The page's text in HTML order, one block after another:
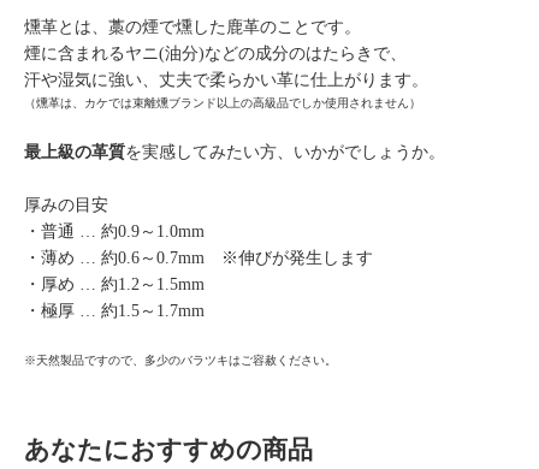
燻革とは、藁の煙で燻した鹿革のことです。
煙に含まれるヤニ(油分)などの成分のはたらきで、
汗や湿気に強い、丈夫で柔らかい革に仕上がります。
（燻革は、カケでは束離燻ブランド以上の高級品でしか使用されません）
最上級の革質を実感してみたい方、いかがでしょうか。
厚みの目安
・普通 … 約0.9～1.0mm
・薄め … 約0.6～0.7mm ※伸びが発生します
・厚め … 約1.2～1.5mm
・極厚 … 約1.5～1.7mm
※天然製品ですので、多少のバラツキはご容赦ください。
あなたにおすすめの商品